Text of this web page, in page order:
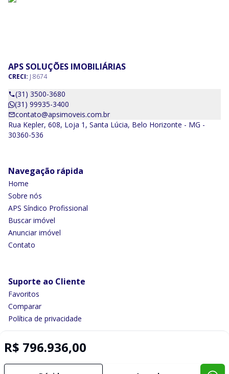
R$ 796.936,00
APS SOLUÇÕES IMOBILIÁRIAS
CRECI: J 8674
(31) 3500-3680
(31) 99935-3400
contato@apsimoveis.com.br
Rua Kepler, 608, Loja 1, Santa Lúcia, Belo Horizonte - MG -
30360-536
Navegação rápida
Home
Sobre nós
APS Síndico Profissional
Buscar imóvel
Anunciar imóvel
Contato
Suporte ao Cliente
Favoritos
Comparar
Política de privacidade
Selo de Tecnologia Loft